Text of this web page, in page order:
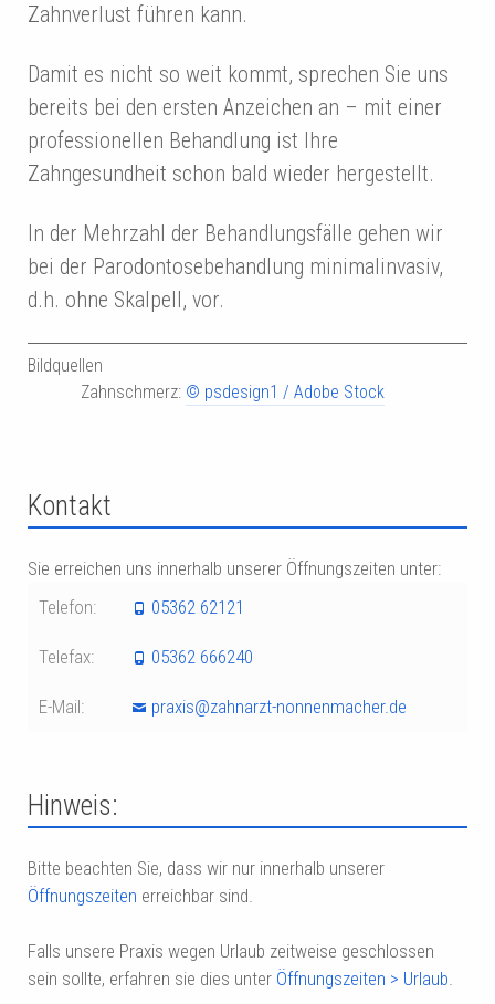
Zahnverlust führen kann.
Damit es nicht so weit kommt, sprechen Sie uns
bereits bei den ersten Anzeichen an – mit einer
professionellen Behandlung ist Ihre
Zahngesundheit schon bald wieder hergestellt.
In der Mehrzahl der Behandlungsfälle gehen wir
bei der Parodontosebehandlung minimalinvasiv,
d.h. ohne Skalpell, vor.
Bildquellen
Zahnschmerz: © psdesign1 / Adobe Stock
Kontakt
Sie erreichen uns innerhalb unserer Öffnungszeiten unter:
Telefon:
05362 62121
Telefax: 05362 666240
E-Mail: praxis@zahnarzt-nonnenmacher.de
Hinweis:
Bitte beachten Sie, dass wir nur innerhalb unserer
Öffnungszeiten erreichbar sind.
Falls unsere Praxis wegen Urlaub zeitweise geschlossen
sein sollte, erfahren sie dies unter Öffnungszeiten > Urlaub.